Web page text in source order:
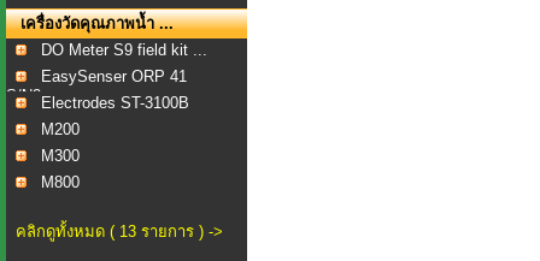
เครื่องวัดคุณภาพน้ำ ...
DO Meter S9 field kit ...
EasySenser ORP 41
S/N2...Electrodes ST-3100B
M200
M300
M800
คลิกดูทั้งหมด ( 13 รายการ ) ->